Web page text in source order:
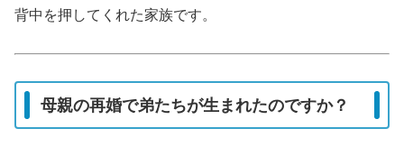
背中を押してくれた家族です。
母親の再婚で弟たちが生まれたのですか？